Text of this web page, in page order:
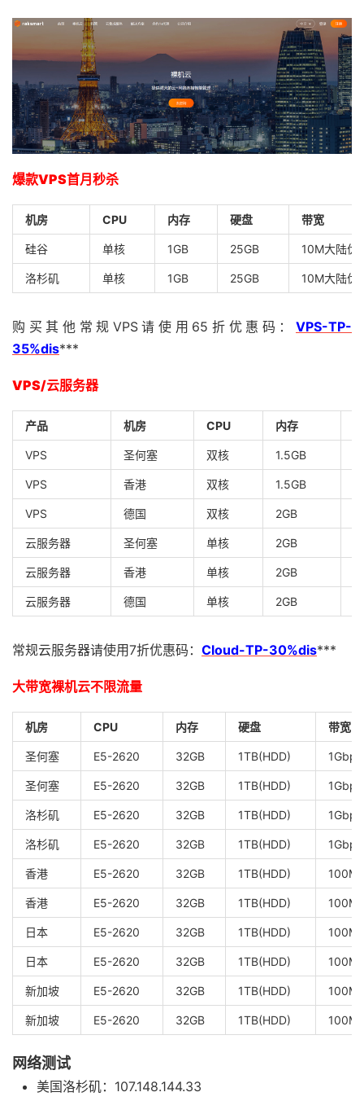
爆款VPS首月秒杀
机房 CPU 内存 硬盘 带宽
硅谷 单核 1GB 25GB 10M大陆优
洛杉矶 单核 1GB 25GB 10M大陆优
购买其他常规VPS请使用65折优惠码： VPS-TP-
35%dis***
VPS/云服务器
产品 机房 CPU 内存
VPS 圣何塞 双核 1.5GB
VPS 香港 双核 1.5GB
VPS 德国 双核 2GB
云服务器 圣何塞 单核 2GB
云服务器 香港 单核 2GB
云服务器 德国 单核 2GB
常规云服务器请使用7折优惠码： Cloud-TP-30%dis***
大带宽裸机云不限流量
机房 CPU 内存 硬盘 带宽
圣何塞 E5-2620 32GB 1TB(HDD)
圣何塞 E5-2620 32GB 1TB(HDD)
洛杉矶 E5-2620 32GB 1TB(HDD)
洛杉矶 E5-2620 32GB 1TB(HDD)
香港 E5-2620 32GB 1TB(HDD) 100M
香港 E5-2620 32GB 1TB(HDD) 100M
日本 E5-2620 32GB 1TB(HDD) 100M
日本 E5-2620 32GB 1TB(HDD) 100M
新加坡 E5-2620 32GB 1TB(HDD) 100M
新加坡 E5-2620 32GB 1TB(HDD) 100M
网络测试
美国洛杉矶：107.148.144.33